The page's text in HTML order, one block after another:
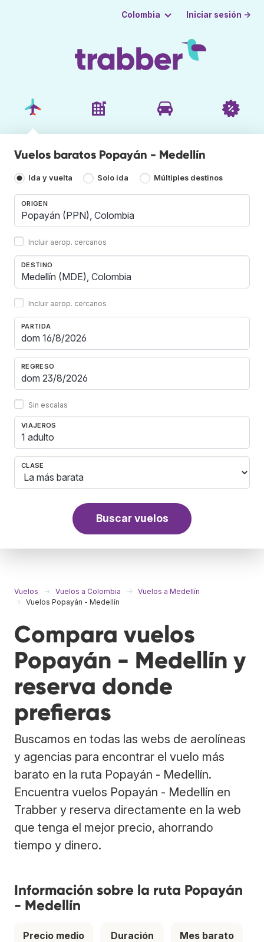
Colombia Iniciar sesión →
Vuelos baratos Popayán - Medellín
Ida y vuelta Solo ida Múltiples destinos
ORIGEN
Incluir aerop. cercanos
DESTINO
Incluir aerop. cercanos
PARTIDA
REGRESO
Sin escalas
VIAJEROS
1 adulto
CLASE
Buscar vuelos
Vuelos Vuelos a Colombia
Vuelos a Medellín
Vuelos Popayán - Medellín
Compara vuelos
Popayán - Medellín y
reserva donde
prefieras
Buscamos en todas las webs de aerolíneas
y agencias para encontrar el vuelo más
barato en la ruta Popayán - Medellín.
Encuentra vuelos Popayán - Medellín en
Trabber y reserva directamente en la web
que tenga el mejor precio, ahorrando
tiempo y dinero.
Información sobre la ruta Popayán
- Medellín
Precio medio
Duración
Mes barato